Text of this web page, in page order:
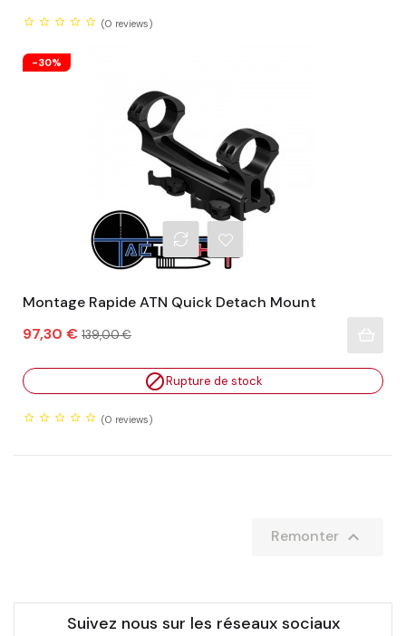
(0 reviews)
-30%
Montage Rapide ATN Quick Detach Mount
Prix
97,30 € Prix
habituel
139,00 €
Rupture de stock
(0 reviews)
Remonter 
Suivez nous sur les réseaux sociaux